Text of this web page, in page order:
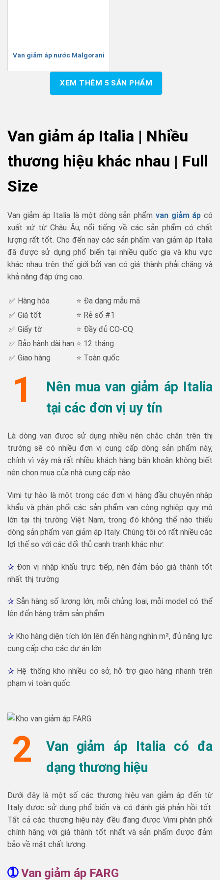
Van giảm áp nước Malgorani
XEM THÊM 5SẢN PHẨM
Van giảm áp Italia | Nhiều
thương hiệu khác nhau | Full
Size
Van giảm áp Italia là một dòng sản phẩm van giảm áp có
xuất xứ từ Châu Âu, nổi tiếng về các sản phẩm có chất
lượng rất tốt. Cho đến nay các sản phẩm van giảm áp Italia
đã được sử dụng phổ biến tại nhiều quốc gia và khu vực
khác nhau trên thế giới bởi van có giá thành phải chăng và
khả năng đáp ứng cao.
✅ Hàng hóa
⭐ Đa dạng mẫu mã
✅ Giá tốt
⭐ Rẻ số #1
✅ Giấy tờ
⭐ Đầy đủ CO-CQ
✅ Bảo hành dài hạn ⭐ 12 tháng
✅ Giao hàng
⭐ Toàn quốc
1
Nên mua van giảm áp Italia
tại các đơn vị uy tín
Là dòng van được sử dụng nhiều nên chắc chắn trên thị
trường sẽ có nhiều đơn vị cung cấp dòng sản phẩm này,
chính vì vậy mà rất nhiều khách hàng băn khoăn không biết
nên chọn mua của nhà cung cấp nào.
Vimi tự hào là một trong các đơn vị hàng đầu chuyên nhập
khẩu và phân phối các sản phẩm van công nghiệp quy mô
lớn tại thị trường Việt Nam, trong đó không thể nào thiếu
dòng sản phẩm van giảm áp Italy. Chúng tôi có rất nhiều các
lợi thế so với các đối thủ cạnh tranh khác như:
✰ Đơn vị nhập khẩu trực tiếp, nên đảm bảo giá thành tốt
nhất thị trường
✰ Sẵn hàng số lượng lớn, mỗi chủng loại, mỗi model có thể
lên đến hàng trăm sản phẩm
✰ Kho hàng diện tích lớn lên đến hàng nghìn m², đủ năng lực
cung cấp cho các dự án lớn
✰ Hệ thống kho nhiều cơ sở, hỗ trợ giao hàng nhanh trên
phạm vi toàn quốc
2
Van giảm áp Italia có đa
dạng thương hiệu
Dưới đây là một số các thương hiệu van giảm áp đến từ
Italy được sử dụng phổ biến và có đánh giá phản hồi tốt.
Tất cả các thương hiệu này đều đang được Vimi phân phối
chính hãng với giá thành tốt nhất và sản phẩm được đảm
bảo về mặt chất lượng.
➀ Van giảm áp FARG